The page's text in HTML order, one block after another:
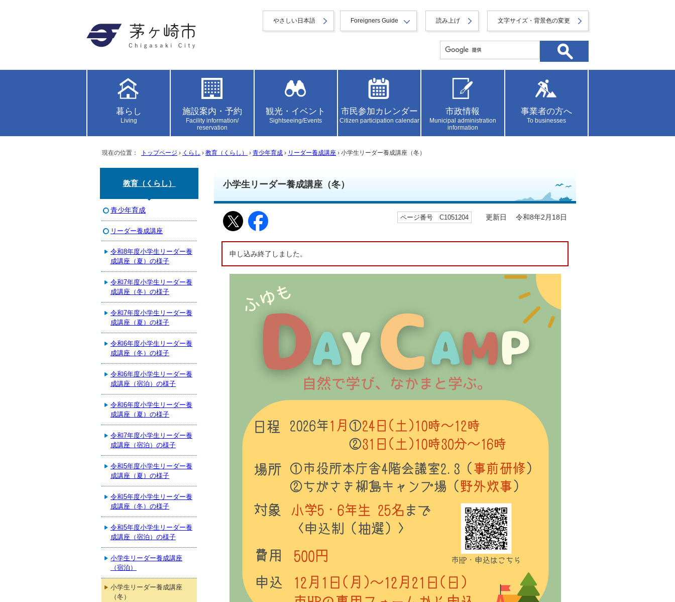
やさしい日本語 Foreigners Guide 読み上げ 文字サイズ・背景色の変更
暮らし
Living
施設案内・予約
Facility information/
reservation
観光・イベント
Sightseeing/Events
市民参加カレンダー
Citizen participation calendar
市政情報
Municipal administration
information
事業者の方へ
To businesses
現在の位置： トップページ › くらし › 教育（くらし） › 青少年育成 › リーダー養成講座 › 小学生リーダー養成講座（冬）
小学生リーダー養成講座（冬）
ページ番号 C1051204 更新日 令和8年2月18日
申し込み終了しました。
教育（くらし）
青少年育成
リーダー養成講座
令和8年度小学生リーダー養
成講座（夏）の様子
令和7年度小学生リーダー養
成講座（冬）の様子
令和7年度小学生リーダー養
成講座（夏）の様子
令和6年度小学生リーダー養
成講座（冬）の様子
令和6年度小学生リーダー養
成講座（宿泊）の様子
令和6年度小学生リーダー養
成講座（夏）の様子
令和7年度小学生リーダー養
成講座（宿泊）の様子
令和5年度小学生リーダー養
成講座（夏）の様子
令和5年度小学生リーダー養
成講座（冬）の様子
令和5年度小学生リーダー養
成講座（宿泊）の様子
小学生リーダー養成講座
（宿泊）
小学生リーダー養成講座
（冬）